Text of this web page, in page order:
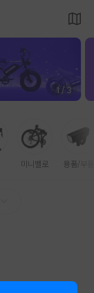
1 / 3
미니벨로 용품/부품